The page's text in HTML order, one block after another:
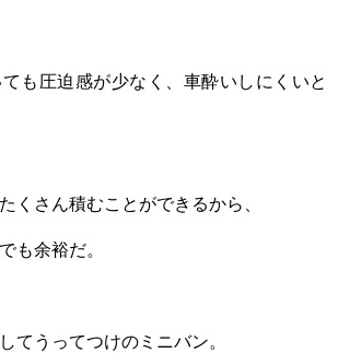
も圧迫感が少なく、車酔いしにくいと
くさん積むことができるから、
も余裕だ。
てうってつけのミニバン。